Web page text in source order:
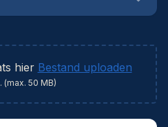
hier Bestand uploaden
(max. 50 MB)